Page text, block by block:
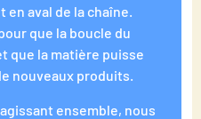
en aval de la chaîne.
que la boucle du
que la matière puisse
nouveaux produits.
ensemble, nous